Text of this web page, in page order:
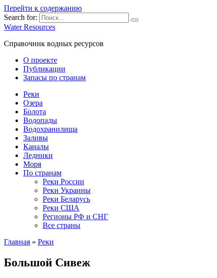
Перейти к содержанию
Search for:
Water Resources
Справочник водных ресурсов
О проекте
Публикации
Запасы по странам
Реки
Озера
Болота
Водопады
Водохранилища
Заливы
Каналы
Ледники
Моря
По странам
Реки России
Реки Украины
Реки Беларусь
Реки США
Регионы РФ и СНГ
Все страны
Главная » Реки
Большой Сивеж